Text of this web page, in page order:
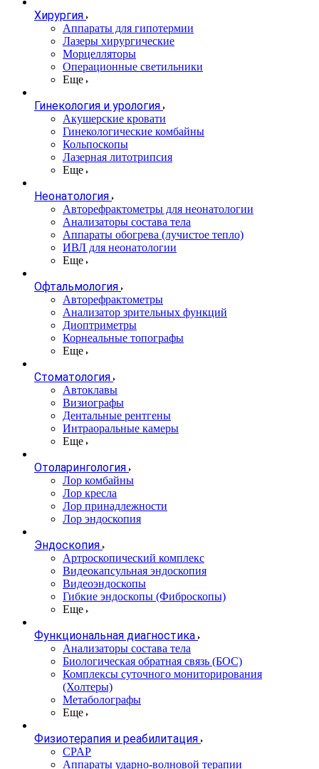
Хирургия
Аппараты для гипотермии
Лазеры хирургические
Морцелляторы
Операционные светильники
Еще
Гинекология и урология
Акушерские кровати
Гинекологические комбайны
Кольпоскопы
Лазерная литотрипсия
Еще
Неонатология
Авторефрактометры для неонатологии
Анализаторы состава тела
Аппараты обогрева (лучистое тепло)
ИВЛ для неонатологии
Еще
Офтальмология
Авторефрактометры
Анализатор зрительных функций
Диоптриметры
Корнеальные топографы
Еще
Стоматология
Автоклавы
Визиографы
Дентальные рентгены
Интраоральные камеры
Еще
Отоларингология
Лор комбайны
Лор кресла
Лор принадлежности
Лор эндоскопия
Эндоскопия
Артроскопический комплекс
Видеокапсульная эндоскопия
Видеоэндоскопы
Гибкие эндоскопы (Фиброcкопы)
Еще
Функциональная диагностика
Анализаторы состава тела
Биологическая обратная связь (БОС)
Комплексы суточного мониторирования
(Холтеры)
Метаболографы
Еще
Физиотерапия и реабилитация
CPAP
Аппараты ударно-волновой терапии